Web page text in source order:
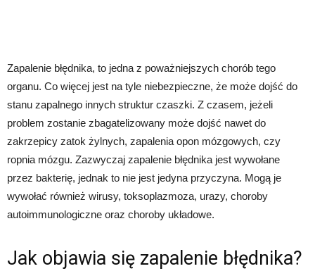
Zapalenie błędnika, to jedna z poważniejszych chorób tego
organu. Co więcej jest na tyle niebezpieczne, że może dojść do
stanu zapalnego innych struktur czaszki. Z czasem, jeżeli
problem zostanie zbagatelizowany może dojść nawet do
zakrzepicy zatok żylnych, zapalenia opon mózgowych, czy
ropnia mózgu. Zazwyczaj zapalenie błędnika jest wywołane
przez bakterię, jednak to nie jest jedyna przyczyna. Mogą je
wywołać również wirusy, toksoplazmoza, urazy, choroby
autoimmunologiczne oraz choroby układowe.
Jak objawia się zapalenie błędnika?